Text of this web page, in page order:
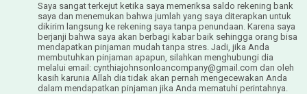
Saya sangat terkejut ketika saya memeriksa saldo rekening bank
saya dan menemukan bahwa jumlah yang saya diterapkan untuk
dikirim langsung ke rekening saya tanpa penundaan. Karena saya
berjanji bahwa saya akan berbagi kabar baik sehingga orang bisa
mendapatkan pinjaman mudah tanpa stres. Jadi, jika Anda
membutuhkan pinjaman apapun, silahkan menghubungi dia
melalui email: cynthiajohnsonloancompany@gmail.com dan oleh
kasih karunia Allah dia tidak akan pernah mengecewakan Anda
dalam mendapatkan pinjaman jika Anda mematuhi perintahnya.